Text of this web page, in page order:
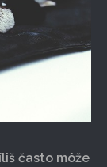
často môže